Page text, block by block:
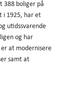
388 boliger på
i 1925, har et
utidssvarende
og har
at modernisere
samt at